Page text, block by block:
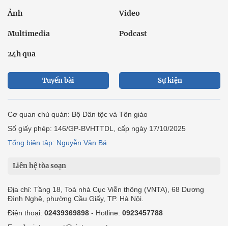
Ảnh Video
Multimedia Podcast
24h qua
Tuyến bài Sự kiện
Cơ quan chủ quản: Bộ Dân tộc và Tôn giáo
Số giấy phép: 146/GP-BVHTTDL, cấp ngày 17/10/2025
Tổng biên tập: Nguyễn Văn Bá
Liên hệ tòa soạn
Địa chỉ: Tầng 18, Toà nhà Cục Viễn thông (VNTA), 68 Dương
Đình Nghệ, phường Cầu Giấy, TP. Hà Nội.
Điện thoại: 02439369898 - Hotline: 0923457788